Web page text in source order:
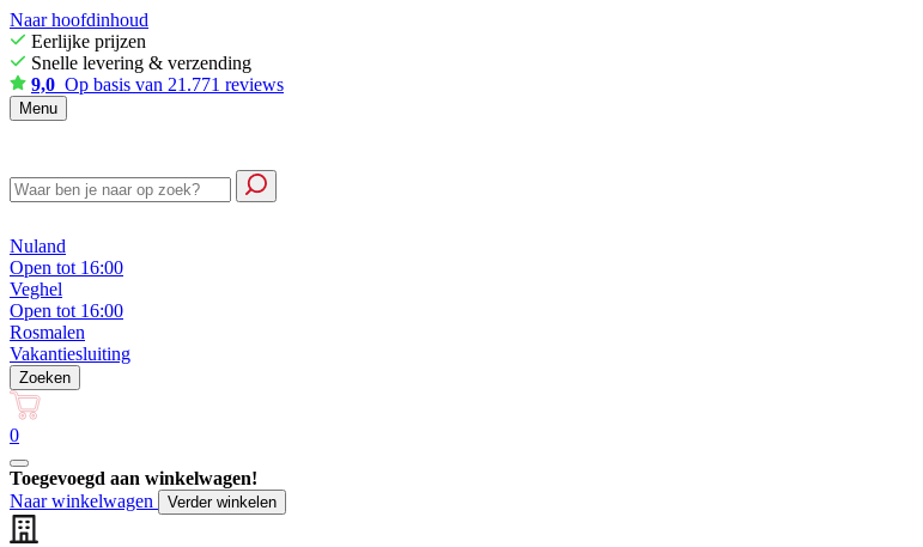
Naar hoofdinhoud
Eerlijke prijzen
Snelle levering & verzending
9,0 Op basis van 21.771 reviews
Menu
Nuland
Open tot 16:00
Veghel
Open tot 16:00
Rosmalen
Vakantiesluiting
Zoeken
0
Toegevoegd aan winkelwagen!
Naar winkelwagen
Verder winkelen